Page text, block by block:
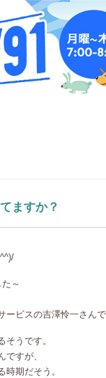
ますか？
～
ービスの吉澤怜一さん
うです。
すが、
期だそう。